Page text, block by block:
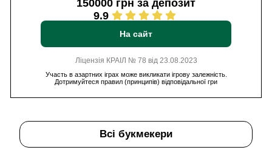
150000 грн за депозит
9.9
На сайт
Ліцензія КРАІЛ № 78 від 23.08.2023
Участь в азартних іграх може викликати ігрову залежність.
Дотримуйтеся правил (принципів) відповідальної гри
Всі букмекери